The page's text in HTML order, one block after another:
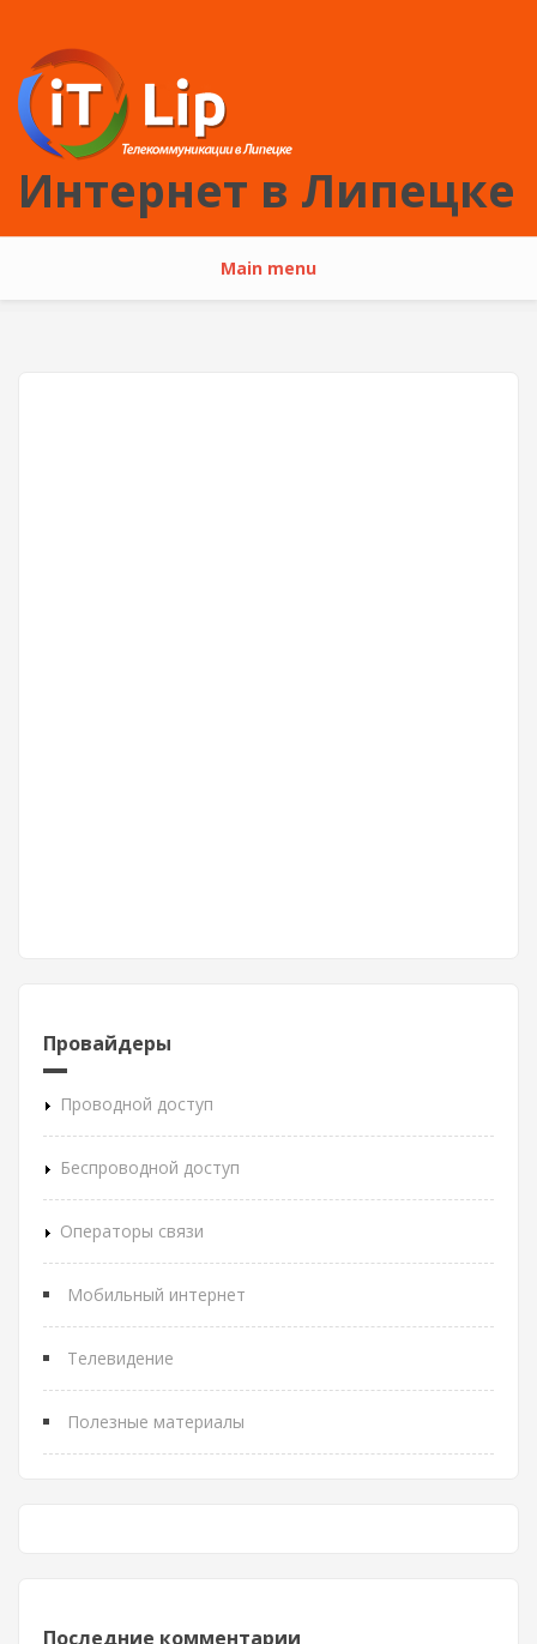
Интернет в Липецке
Main menu
Провайдеры
Проводной доступ
Беспроводной доступ
Операторы связи
Мобильный интернет
Телевидение
Полезные материалы
Последние комментарии